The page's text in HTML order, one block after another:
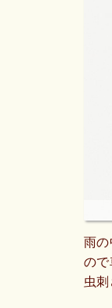
雨
の
虫
り